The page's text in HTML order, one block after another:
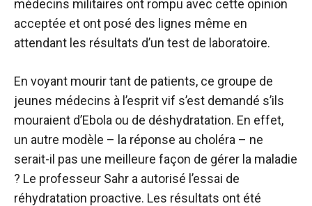
médecins militaires ont rompu avec cette opinion
acceptée et ont posé des lignes même en
attendant les résultats d’un test de laboratoire.
En voyant mourir tant de patients, ce groupe de
jeunes médecins à l’esprit vif s’est demandé s’ils
mouraient d’Ebola ou de déshydratation. En effet,
un autre modèle – la réponse au choléra – ne
serait-il pas une meilleure façon de gérer la maladie
? Le professeur Sahr a autorisé l’essai de
réhydratation proactive. Les résultats ont été